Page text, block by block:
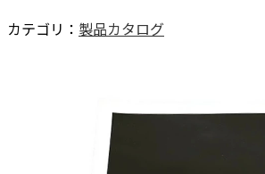
カテゴリ： 製品カタログ